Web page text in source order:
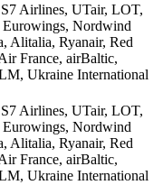
Airlines, UTair, LOT,
Nordwind
Alitalia, Ryanair, Red
France, airBaltic,
Ukraine International
Airlines, UTair, LOT,
Nordwind
Alitalia, Ryanair, Red
France, airBaltic,
Ukraine International